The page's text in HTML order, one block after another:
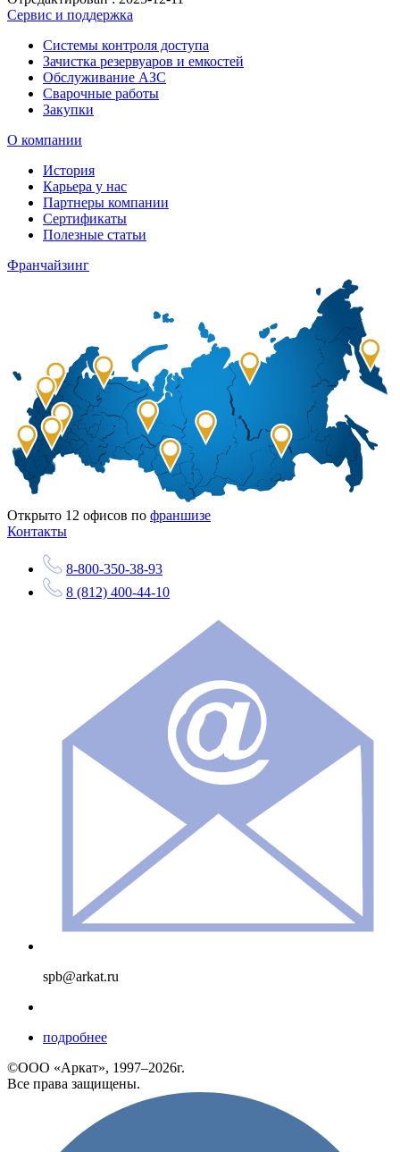
Сервис и поддержка
Системы контроля доступа
Зачистка резервуаров и емкостей
Обслуживание АЗС
Сварочные работы
Закупки
О компании
История
Карьера у нас
Партнеры компании
Сертификаты
Полезные статьи
Франчайзинг
Открыто 12 офисов по франшизе
Контакты
8-800-350-38-93
8 (812) 400-44-10
spb@arkat.ru
подробнее
©ООО «Аркат», 1997–2026г.
Все права защищены.